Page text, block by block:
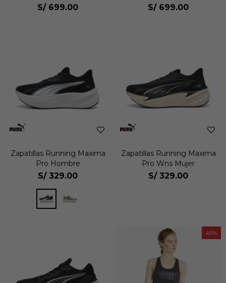
S/ 699.00 S/ 699.00
Zapatillas Running Maxima
Pro Hombre
S/ 329.00
Zapatillas Running Maxima
Pro Wns Mujer
S/ 329.00
49